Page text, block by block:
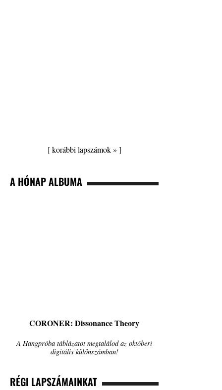
[korábbi lapszámok » ]
A HÓNAP ALBUMA
CORONER: Dissonance Theory
A Hangpróba táblázatot megtalálod az októberi
digitális különszámban!
RÉGI LAPSZÁMAINKAT